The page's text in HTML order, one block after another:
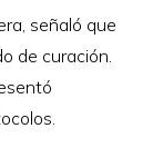
señaló que
de curación.